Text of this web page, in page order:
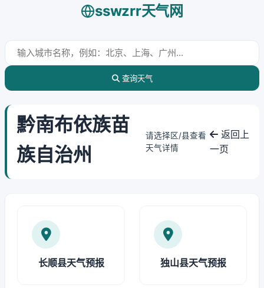
sswzrr天气网
查询天气
黔南布依族苗
族自治州
请选择区/县查看
天气详情
返回上
一页
长顺县天气预报 独山县天气预报